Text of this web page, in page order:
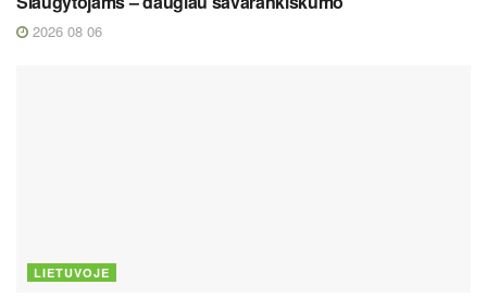
2026 08 06
LIETUVOJE